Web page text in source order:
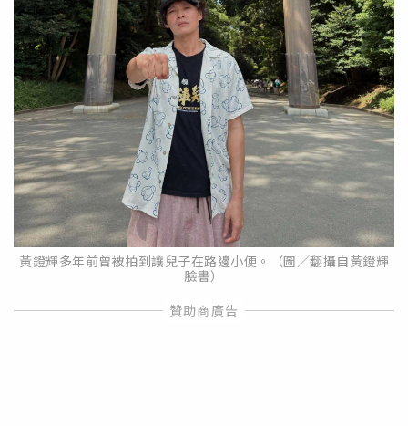
黃鐙輝多年前曾被拍到讓兒子在路邊小便。（圖／翻攝自黃鐙輝
臉書）